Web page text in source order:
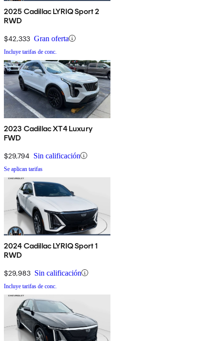
2025 Cadillac LYRIQ Sport 2
RWD
$42,333 Gran oferta
Incluye tarifas de conc.
2023 Cadillac XT4 Luxury
FWD
$29,794 Sin calificación
Se aplican tarifas
2024 Cadillac LYRIQ Sport 1
RWD
$29,983 Sin calificación
Incluye tarifas de conc.